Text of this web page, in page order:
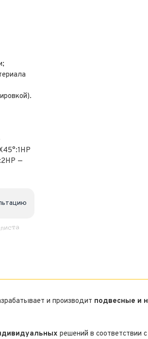
—
и производит подвесные и
решений в соответствии